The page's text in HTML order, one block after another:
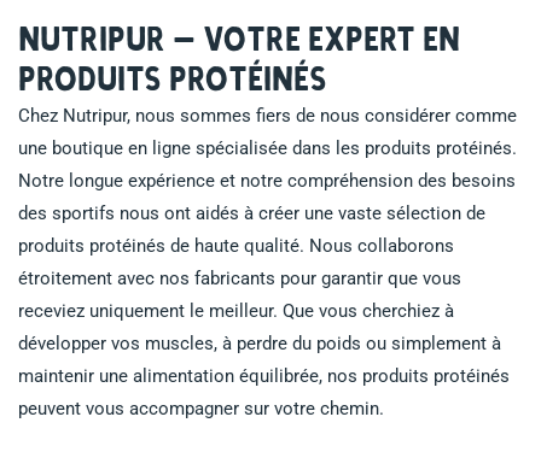
Nutripur – Votre expert en
produits protéinés
Chez Nutripur, nous sommes fiers de nous considérer comme
une boutique en ligne spécialisée dans les produits protéinés.
Notre longue expérience et notre compréhension des besoins
des sportifs nous ont aidés à créer une vaste sélection de
produits protéinés de haute qualité. Nous collaborons
étroitement avec nos fabricants pour garantir que vous
receviez uniquement le meilleur. Que vous cherchiez à
développer vos muscles, à perdre du poids ou simplement à
maintenir une alimentation équilibrée, nos produits protéinés
peuvent vous accompagner sur votre chemin.